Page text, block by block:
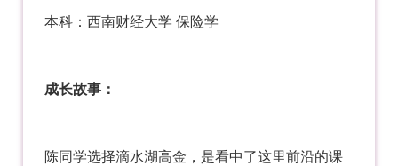
本科：西南财经大学 保险学
成长故事：
陈同学选择滴水湖高金，是看中了这里前沿的课